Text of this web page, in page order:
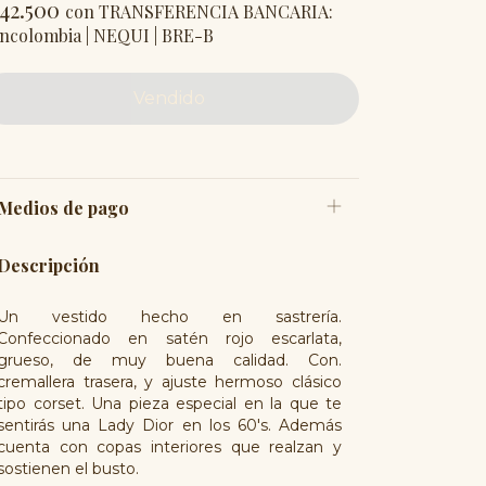
con TRANSFERENCIA BANCARIA:
| NEQUI | BRE-B
de pago
vestido hecho en sastrería.
en satén rojo escarlata,
de muy buena calidad. Con.
trasera, y ajuste hermoso clásico
corset. Una pieza especial en la que te
una Lady Dior en los 60's. Además
con copas interiores que realzan y
el busto.